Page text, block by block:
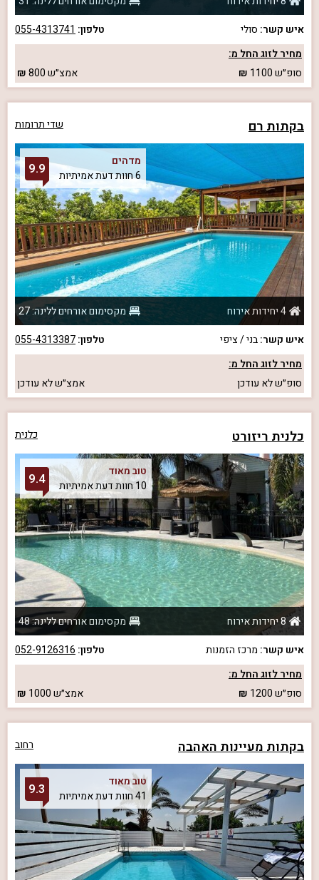
איש קשר: סולי טלפון: 055-4313741
מחיר לזוג החל מ:
סופ״ש1100 אמצ״ש800
בקתות רם שדי תרומות
מדהים
6 חוות דעת אמיתיות
9.9
4 יחידות אירוח
מקסימום אורחים ללינה: 27
איש קשר:בני / ציפי טלפון:055-4313387
מחיר לזוג החל מ:
סופ״שלא עודכן אמצ״שלא עודכן
כלנית ריזורט כלנית
טוב מאוד
10 חוות דעת אמיתיות
9.4
8 יחידות אירוח
מקסימום אורחים ללינה: 48
איש קשר: מרכז הזמנות טלפון: 052-9126316
מחיר לזוג החל מ:
סופ״ש1200 אמצ״ש1000
בקתות מעיינות האהבה רחוב
טוב מאוד
41 חוות דעת אמיתיות
9.3